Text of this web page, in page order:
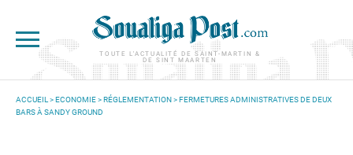
TOUTE L'ACTUALITÉ DE SAINT-MARTIN &
DE SINT MAARTEN
VOUS ÊTES ICI
ACCUEIL >ECONOMIE>RÉGLEMENTATION> FERMETURES ADMINISTRATIVES DE DEUX
BARS À SANDY GROUND